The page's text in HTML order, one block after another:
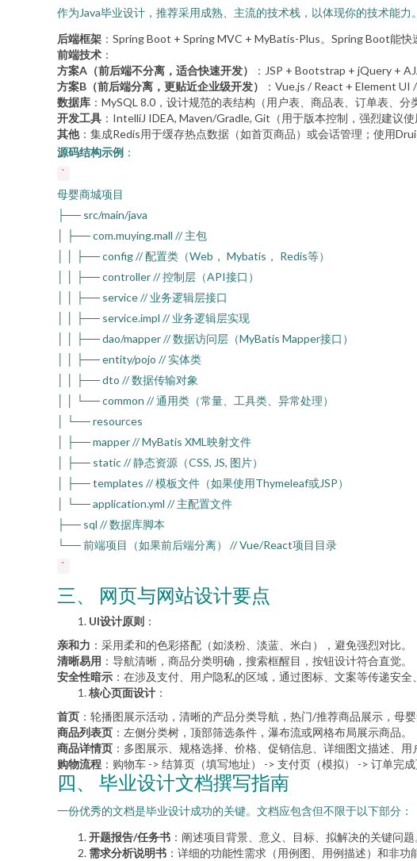
作为Java毕业设计，推荐采用成熟、主流的技术栈，以体现你的技术能力。
后端框架 ：Spring Boot + Spring MVC + MyBatis-Plus。Spring Boot能
前端技术 ：
方案A（前后端不分离，适合快速开发）
：JSP + Bootstrap + jQuery +
方案B（前后端分离，更贴近企业级开发）
：Vue.js / React + Element
数据库 ：MySQL 8.0，设计规范的表结构（用户表、商品表、订单表、分
开发工具 ：IntelliJ IDEA, Maven/Gradle, Git（用于版本控制，强烈建议使
其他：集成Redis用于缓存热点数据（如首页商品）或会话管理；使用
源码结构示例 ：
`
母婴商城项目
├── src/main/java
│ ├── com.muying.mall // 主包
│ │ ├── config // 配置类（Web， Mybatis， Redis等）
│ │ ├── controller // 控制层（API接口）
│ │ ├── service // 业务逻辑层接口
│ │ ├── service.impl // 业务逻辑层实现
│ │ ├── dao/mapper // 数据访问层（MyBatis Mapper接口）
│ │ ├── entity/pojo // 实体类
│ │ ├── dto // 数据传输对象
│ │ └── common // 通用类（常量、工具类、异常处理）
│ └── resources
│ ├── mapper // MyBatis XML映射文件
│ ├── static // 静态资源（CSS, JS, 图片）
│ ├── templates // 模板文件（如果使用Thymeleaf或JSP）
│ └── application.yml // 主配置文件
├── sql // 数据库脚本
└── 前端项目（如果前后端分离） // Vue/React项目目录
`
三、 网页与网站设计要点
UI设计原则 ：
亲和力 ：采用柔和的色彩搭配（如淡粉、淡蓝、米白），避免强烈对比。
清晰易用 ：导航清晰，商品分类明确，搜索框醒目，按钮设计符合直觉。
安全性暗示 ：在涉及支付、用户隐私的区域，通过图标、文案等传递安全
核心页面设计 ：
首页 ：轮播图展示活动，清晰的产品分类导航，热门/推荐商品展示，母婴
商品列表页 ：左侧分类树，顶部筛选条件，瀑布流或网格布局展示商品。
商品详情页 ：多图展示、规格选择、价格、促销信息、详细图文描述、用
购物流程 ：购物车 -> 结算页（填写地址） -> 支付页（模拟） -> 订单完成
四、 毕业设计文档撰写指南
一份优秀的文档是毕业设计成功的关键。文档应包含但不限于以下部分：
开题报告/任务书 ：阐述项目背景、意义、目标、拟解决的关键问题
需求分析说明书 ：详细的功能性需求（用例图、用例描述）和非功